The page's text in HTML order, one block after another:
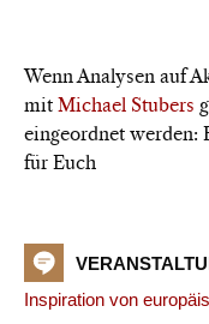
Wenn Analysen auf
mit Michael Stubers
eingeordnet werden:
für Euch
Inspiration von